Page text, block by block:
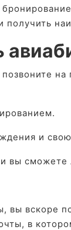
получить
и
вы сможете
вы вскоре
в